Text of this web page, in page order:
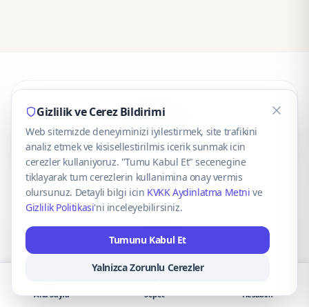
CaseOnn
© 2025 CaseOnn. Tüm hakları saklıdır.
VISA Mastercard
Gizlilik ve Cerez Bildirimi
Web sitemizde deneyiminizi iyilestirmek, site trafikini
analiz etmek ve kisisellestirilmis icerik sunmak icin
cerezler kullaniyoruz. "Tumu Kabul Et" secenegine
tiklayarak tum cerezlerin kullanimina onay vermis
olursunuz. Detayli bilgi icin KVKK Aydinlatma Metni ve
Gizlilik Politikasi'ni inceleyebilirsiniz.
Tumunu Kabul Et
Yalnizca Zorunlu Cerezler
Ana Sayfa Sepet Hesabım